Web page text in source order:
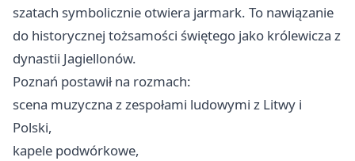
szatach symbolicznie otwiera jarmark. To nawiązanie
do historycznej tożsamości świętego jako królewicza z
dynastii Jagiellonów.
Poznań postawił na rozmach:
scena muzyczna z zespołami ludowymi z Litwy i
Polski,
kapele podwórkowe,